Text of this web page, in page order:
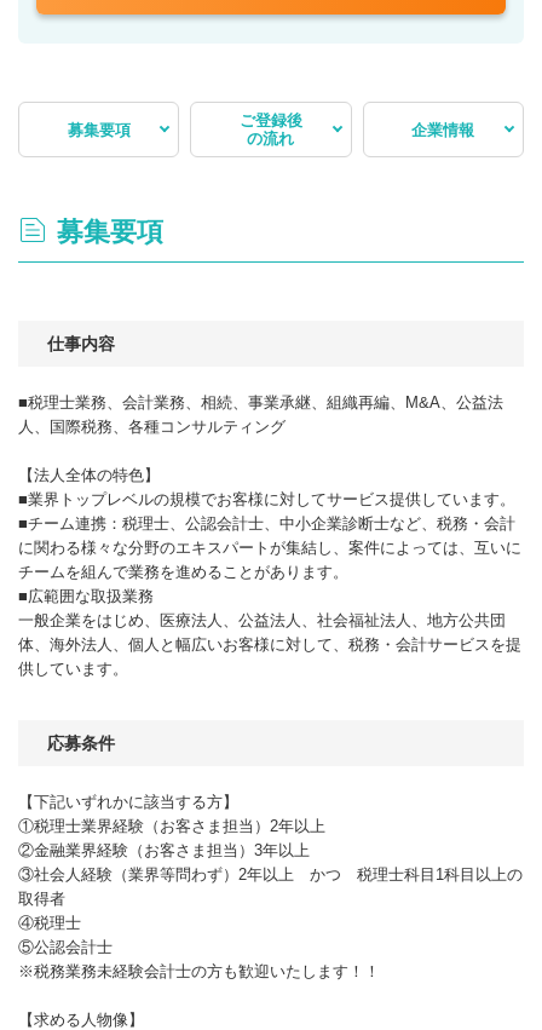
募集要項
ご登録後
の流れ
企業情報
募集要項
仕事内容
■税理士業務、会計業務、相続、事業承継、組織再編、M&A、公益法
人、国際税務、各種コンサルティング
【法人全体の特色】
■業界トップレベルの規模でお客様に対してサービス提供しています。
■チーム連携：税理士、公認会計士、中小企業診断士など、税務・会計
に関わる様々な分野のエキスパートが集結し、案件によっては、互いに
チームを組んで業務を進めることがあります。
■広範囲な取扱業務
一般企業をはじめ、医療法人、公益法人、社会福祉法人、地方公共団
体、海外法人、個人と幅広いお客様に対して、税務・会計サービスを提
供しています。
応募条件
【下記いずれかに該当する方】
①税理士業界経験（お客さま担当）2年以上
②金融業界経験（お客さま担当）3年以上
③社会人経験（業界等問わず）2年以上 かつ 税理士科目1科目以上の
取得者
④税理士
⑤公認会計士
※税務業務未経験会計士の方も歓迎いたします！！
【求める人物像】